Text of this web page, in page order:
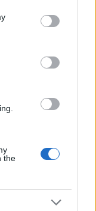
You may click to
party tags to
in below Google
the
redazione
sostenibile e